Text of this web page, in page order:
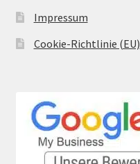
Impressum
Cookie-Richtlinie (EU)